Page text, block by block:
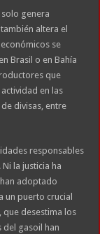
genera
altera el
se
Brasil o en Bahía
que
en las
divisas, entre
responsables
la justicia ha
adoptado
un puerto crucial
que desestima los
del gasoil han